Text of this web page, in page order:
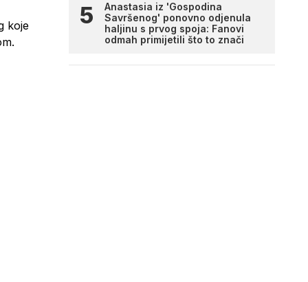
koje
Anastasia iz 'Gospodina
Savršenog' ponovno odjenula
haljinu s prvog spoja: Fanovi
odmah primijetili što to znači